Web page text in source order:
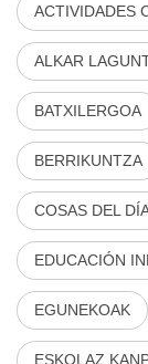
ACTIVIDADES
ALKAR
BATXILERGOA
BERRIKUNTZA
COSAS DEL
EDUCACIÓN
EGUNEKOAK
ESKOLAZ